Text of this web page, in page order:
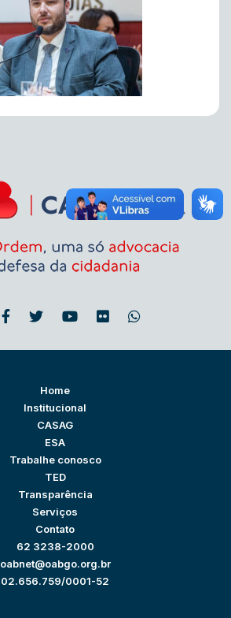
Home
Institucional
CASAG
ESA
Trabalhe conosco
TED
Transparência
Serviços
Contato
62 3238-2000
oabnet@oabgo.org.br
02.656.759/0001-52